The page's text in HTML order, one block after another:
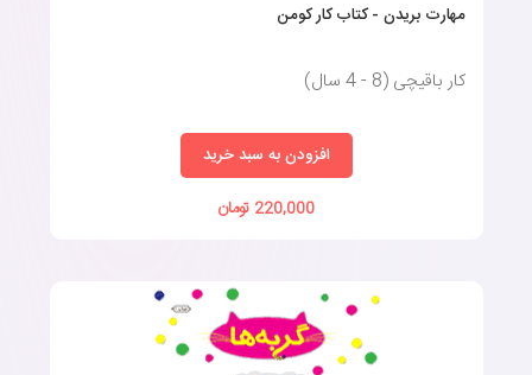
مهارت بریدن - کتاب کار کومن
کار باقیچی (8 - 4 سال)
افزودن به سبد خرید
220,000 تومان